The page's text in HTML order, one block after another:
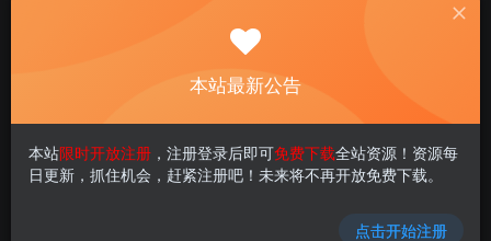
美国家庭亲子英语8000句：音频+电子资料合集
此内容为免费资源，请登录后查看
本站最新公告
本站限时开放注册 ，注册登录后即可免费下载全站资源！资源每
日更新，抓住机会，赶紧注册吧！未来将不再开放免费下载。
点击开始注册